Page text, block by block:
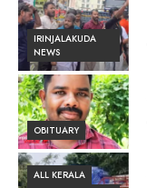
IRINJALAKUDA
NEWS
OBITUARY
ALL KERALA